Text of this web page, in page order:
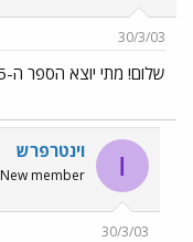
ש
א
ר
30/3/03
שלום! מתי יוצא הספר ה-15? תודה
ו וינטרפרש
New member
30/3/03